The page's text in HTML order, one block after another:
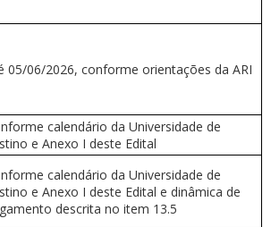
05/06/2026, conforme orientações da ARI
calendário da Universidade de
e Anexo I deste Edital
calendário da Universidade de
e Anexo I deste Edital e dinâmica de
descrita no item 13.5